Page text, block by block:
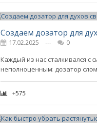
Создаем дозатор для
17.02.2025 ---
0
Каждый из нас сталкивался
неполноценным: дозатор
+575